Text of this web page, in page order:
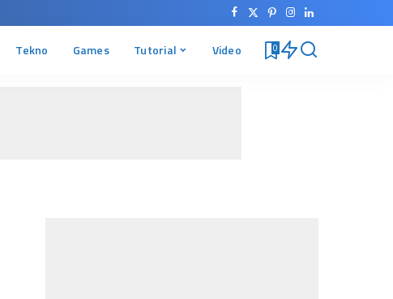
Tekno Games Tutorial Video 0